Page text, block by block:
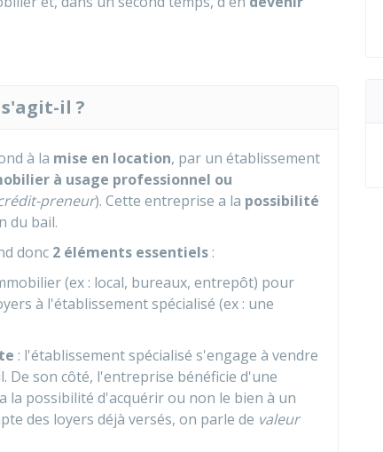
il ?
à la mise en location, par un établissement
à usage professionnel ou
preneur). Cette entreprise a la possibilité
du bail.
donc 2 éléments essentiels :
(ex : local, bureaux, entrepôt) pour
à l'établissement spécialisé (ex : une
: l'établissement spécialisé s'engage à vendre
De son côté, l'entreprise bénéficie d'une
la possibilité d'acquérir ou non le bien à un
des loyers déjà versés, on parle de valeur